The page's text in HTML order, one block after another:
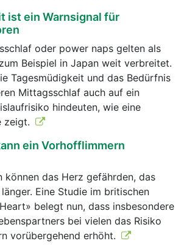
ist ein Warnsignal für
oder power naps gelten als
Beispiel in Japan weit verbreitet.
Tagesmüdigkeit und das Bedürfnis
Mittagsschlaf auch auf ein
hindeuten, wie eine
zeigt.
ein Vorhofflimmern
können das Herz gefährden, das
Eine Studie im britischen
belegt nun, dass insbesondere
bei vielen das Risiko
vorübergehend erhöht.